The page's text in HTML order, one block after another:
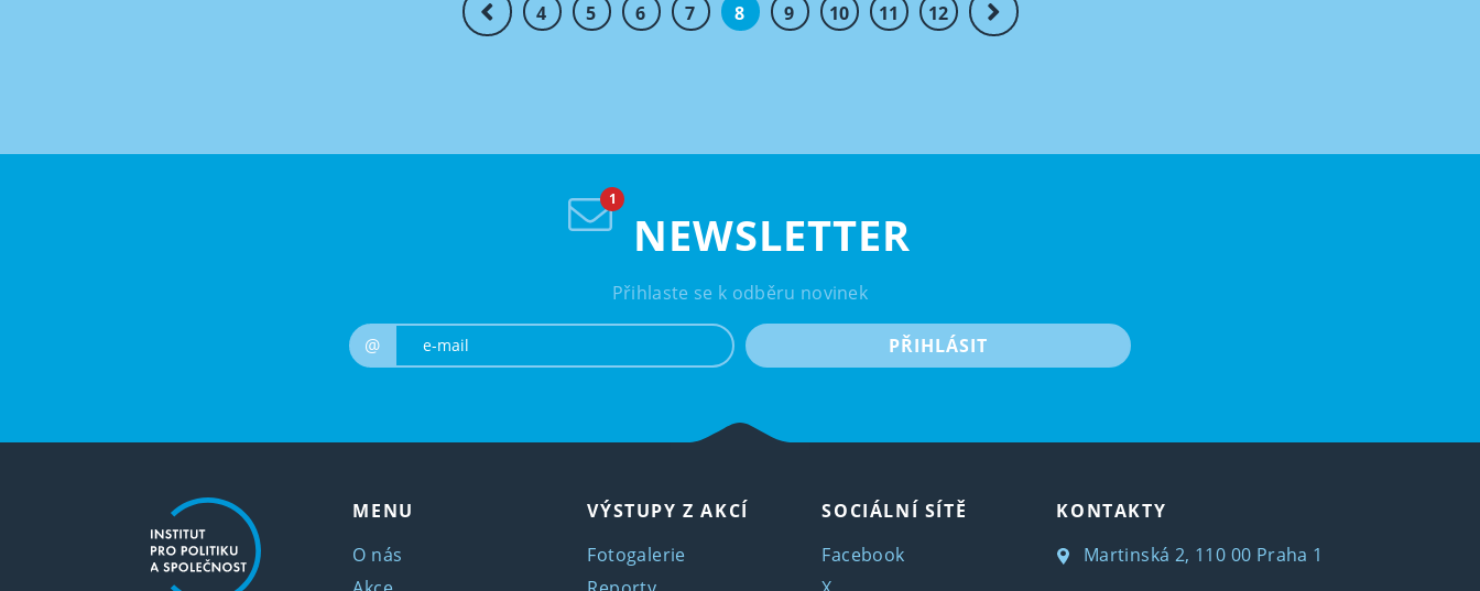
4 5 6 7 8 9 10 11 12
NEWSLETTER
Přihlaste se k odběru novinek
@ PŘIHLÁSIT
MENU
O nás
VÝSTUPY Z AKCÍ
Fotogalerie
SOCIÁLNÍ SÍTĚ
Facebook
KONTAKTY
Martinská 2, 110 00 Praha 1